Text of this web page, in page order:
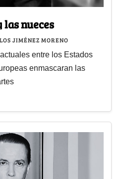
nueces
JIMÉNEZ MORENO
entre los Estados
enmascaran las